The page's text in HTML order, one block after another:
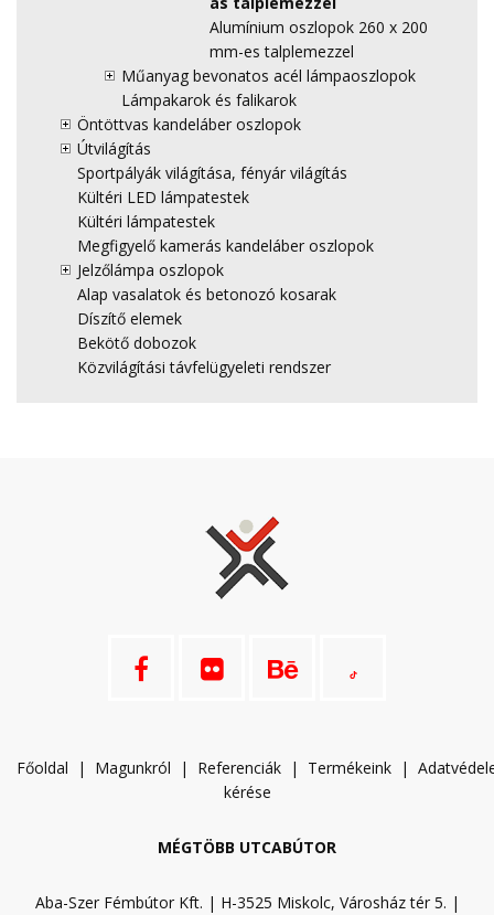
Alumínium oszlopok 260 x 200
mm-es talplemezzel
Műanyag bevonatos acél lámpaoszlopok
Lámpakarok és falikarok
Öntöttvas kandeláber oszlopok
Útvilágítás
Sportpályák világítása, fényár világítás
Kültéri LED lámpatestek
Kültéri lámpatestek
Megfigyelő kamerás kandeláber oszlopok
Jelzőlámpa oszlopok
Alap vasalatok és betonozó kosarak
Díszítő elemek
Bekötő dobozok
Közvilágítási távfelügyeleti rendszer
Főoldal | Magunkról | Referenciák | Termékeink | A
kérése
MÉGTÖBB UTCABÚTOR
Aba-Szer Fémbútor Kft. | H-3525 Miskolc, Városház tér 5. |